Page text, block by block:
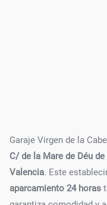
Garaje Virgen de la
C/ de la Mare de Déu
Valencia. Este
aparcamiento 24 horas